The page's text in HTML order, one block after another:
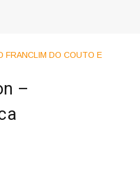
FRANCLIM DO COUTO E
–